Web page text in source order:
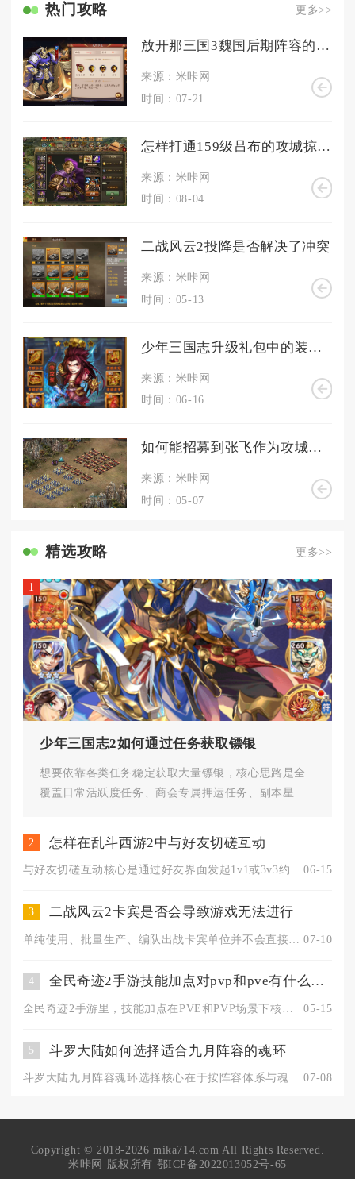
热门攻略 更多>>
放开那三国3魏国后期阵容的打法有什么特点
来源：米咔网
时间：07-21
怎样打通159级吕布的攻城掠地关卡
来源：米咔网
时间：08-04
二战风云2投降是否解决了冲突
来源：米咔网
时间：05-13
少年三国志升级礼包中的装备是否能够改变战局
来源：米咔网
时间：06-16
如何能招募到张飞作为攻城掠地的神将
来源：米咔网
时间：05-07
精选攻略 更多>>
1
少年三国志2如何通过任务获取镖银
想要依靠各类任务稳定获取大量镖银，核心思路是全
覆盖日常活跃度任务、商会专属押运任务、副本星级
2 怎样在乱斗西游2中与好友切磋互动
与好友切磋互动核心是通过好友界面发起1v1或3v3约战，支持... 06-15
3 二战风云2卡宾是否会导致游戏无法进行
07-10
4 全民奇迹2手游技能加点对pvp和pve有什么不同要求
05-15
5 斗罗大陆如何选择适合九月阵容的魂环
斗罗大陆九月阵容魂环选择核心在于按阵容体系与魂师定位精准匹配... 07-08
Copyright © 2018-2026 mika714.com All Rights Reserved.
米咔网 版权所有 鄂ICP备2022013052号-65